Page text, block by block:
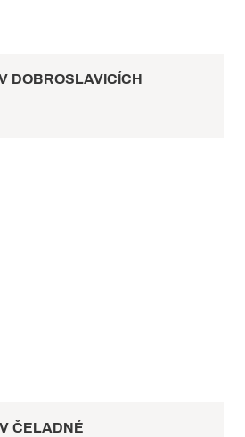
DOBROSLAVICÍCH
ČELADNÉ